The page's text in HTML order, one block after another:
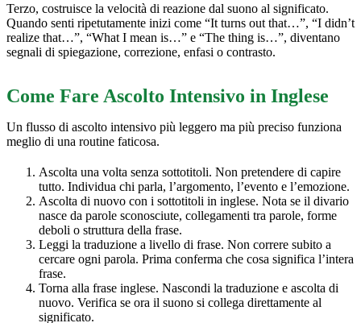
Terzo, costruisce la velocità di reazione dal suono al significato.
Quando senti ripetutamente inizi come “It turns out that…”, “I didn’t
realize that…”, “What I mean is…” e “The thing is…”, diventano
segnali di spiegazione, correzione, enfasi o contrasto.
Come Fare Ascolto Intensivo in Inglese
Un flusso di ascolto intensivo più leggero ma più preciso funziona
meglio di una routine faticosa.
Ascolta una volta senza sottotitoli. Non pretendere di capire
tutto. Individua chi parla, l’argomento, l’evento e l’emozione.
Ascolta di nuovo con i sottotitoli in inglese. Nota se il divario
nasce da parole sconosciute, collegamenti tra parole, forme
deboli o struttura della frase.
Leggi la traduzione a livello di frase. Non correre subito a
cercare ogni parola. Prima conferma che cosa significa l’intera
frase.
Torna alla frase inglese. Nascondi la traduzione e ascolta di
nuovo. Verifica se ora il suono si collega direttamente al
significato.